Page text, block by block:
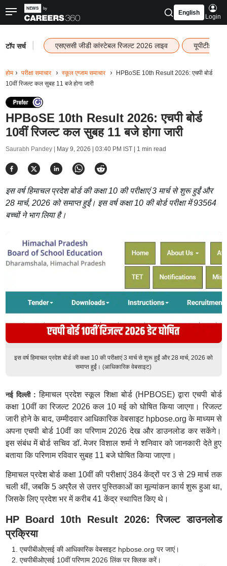
English
Login
टॉप सर्च एसएससी जीडी कांस्टेबल रिजल्ट 2026 लाइव यूपीटीईटी
होम परीक्षा समाचार स्कूल एग्जाम समाचार
HPBoSE 10th Result 2026: एचपी बोर्ड
10वीं रिजल्ट कल सुबह 11 बजे होगा जारी
HPBoSE 10th Result 2026: एचपी बोर्ड
10वीं रिजल्ट कल सुबह 11 बजे होगा जारी
Saurabh Pandey | May 9, 2026 | 03:40 PM IST| 1 min read
इस वर्ष हिमाचल प्रदेश बोर्ड की कक्षा 10 की परीक्षाएं 3 मार्च से शुरू हुईं और
28 मार्च, 2026 को समाप्त हुईं। इस वर्ष कक्षा 10 की बोर्ड परीक्षा में 93564
बच्चों ने भाग लिया है।
इस वर्ष हिमाचल प्रदेश बोर्ड की कक्षा 10 की परीक्षाएं 3 मार्च से शुरू हुईं और 28 मार्च, 2026 को
समाप्त हुईं। (आधिकारिक वेबसाइट)
नई दिल्ली :हिमाचल प्रदेश स्कूल शिक्षा बोर्ड (HPBOSE) द्वारा एचपी बोर्ड
कक्षा 10वीं का रिजल्ट 2026 कल 10 मई को घोषित किया जाएगा। रिजल्ट
जारी होने के बाद, उम्मीदवार आधिकारिक वेबसाइट hpbose.org के माध्यम से
अपना एचपी बोर्ड 10वीं का परिणाम 2026 देख और डाउनलोड कर सकेंगे।
इस संबंध में बोर्ड सचिव डॉ. मेजर विशाल शर्मा ने शनिवार को जानकारी देते हुए
बताया कि परिणाम रविवार सुबह 11 बजे घोषित किया जाएगा।
हिमाचल प्रदेश बोर्ड कक्षा 10वीं की परीक्षाएं 384 केंद्रों पर 3 से 29 मार्च तक
चली थीं, जबकि 5 अप्रैल से उत्तर पुस्तिकाओं का मूल्यांकन कार्य शुरू हुआ था,
जिसके लिए प्रदेश भर में करीब 41 केंद्र स्थापित किए थे।
HP Board 10th Result 2026: रिजल्ट डाउनलोड
प्रक्रिया
एचपीबीओएसई की आधिकारिक वेबसाइट hpbose.org पर जाएं।
एचपीबीओएसई 10वीं परिणाम 2026 लिंक पर क्लिक करें।